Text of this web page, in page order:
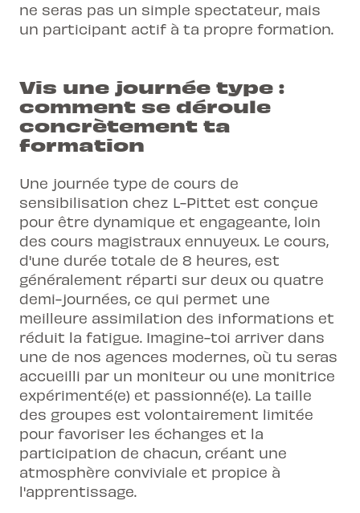
ne seras pas un simple spectateur, mais
un participant actif à ta propre formation.
Vis une journée type :
comment se déroule
concrètement ta
formation
Une journée type de cours de
sensibilisation chez L-Pittet est conçue
pour être dynamique et engageante, loin
des cours magistraux ennuyeux. Le cours,
d'une durée totale de 8 heures, est
généralement réparti sur deux ou quatre
demi-journées, ce qui permet une
meilleure assimilation des informations et
réduit la fatigue. Imagine-toi arriver dans
une de nos agences modernes, où tu seras
accueilli par un moniteur ou une monitrice
expérimenté(e) et passionné(e). La taille
des groupes est volontairement limitée
pour favoriser les échanges et la
participation de chacun, créant une
atmosphère conviviale et propice à
l'apprentissage.